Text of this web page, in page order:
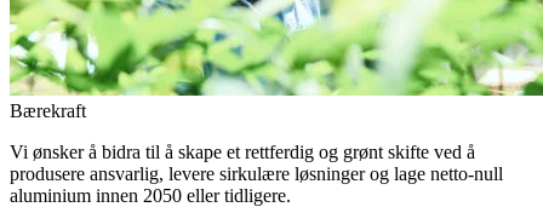
Bærekraft
Vi ønsker å bidra til å skape et rettferdig og grønt skifte ved å
produsere ansvarlig, levere sirkulære løsninger og lage netto-null
aluminium innen 2050 eller tidligere.